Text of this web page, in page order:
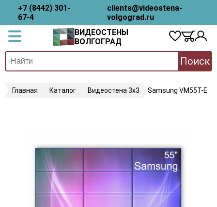
+7 (8442) 301-
67-4
clients@videostena-
volgograd.ru
ВИДЕОСТЕНЫ
ВОЛГОГРАД
Поиск
Главная Каталог Видеостена 3х3 Samsung VM55T-E